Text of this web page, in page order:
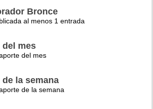
Bronce
al menos 1 entrada
mes
del mes
la semana
de la semana